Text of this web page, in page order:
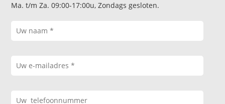
Ma. t/m Za. 09:00-17:00u, Zondags gesloten.